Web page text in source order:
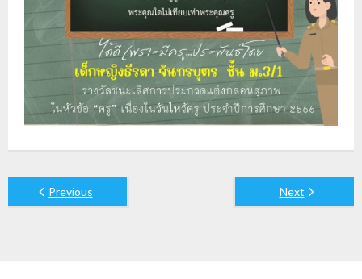
Previous Next